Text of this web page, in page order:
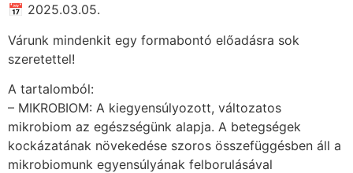
📅 2025.03.05.
Várunk mindenkit egy formabontó előadásra sok
szeretettel!
A tartalomból:
– MIKROBIOM: A kiegyensúlyozott, változatos
mikrobiom az egészségünk alapja. A betegségek
kockázatának növekedése szoros összefüggésben áll a
mikrobiomunk egyensúlyának felborulásával